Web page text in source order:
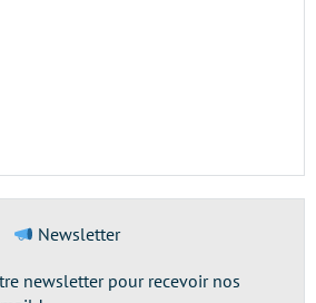
Newsletter
newsletter pour recevoir nos